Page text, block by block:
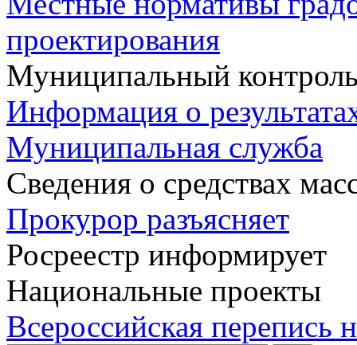
проектирования
Муниципальный
Информация о
Муниципальная служба
Сведения о средствах
Прокурор разъясняет
Росреестр информирует
Национальные проекты
Всероссийская перепись